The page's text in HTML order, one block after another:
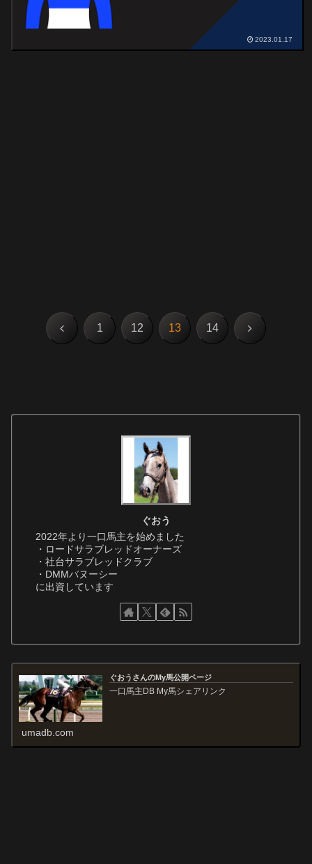
2023.01.17
前 1 12 13 14 次
ぐおう
2022年より一口馬主を始めました
・ロードサラブレッドオーナーズ
・社台サラブレッドクラブ
・DMMバヌーシー
に出資しています
ぐおうさんのMy馬公開ページ
一口馬主DB My馬シェアリンク
umadb.com